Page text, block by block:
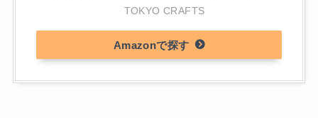
TOKYO CRAFTS
Amazon